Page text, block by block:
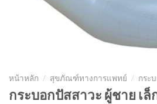
หน้าหลัก / สุขภัณฑ์ทางการแพทย์ / กระ
กระบอกปัสสาวะ ผู้ชาย เล็